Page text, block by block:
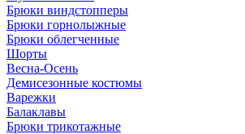
Брюки виндстопперы
Брюки горнолыжные
Брюки облегченные
Шорты
Весна-Осень
Демисезонные костюмы
Варежки
Балаклавы
Брюки трикотажные